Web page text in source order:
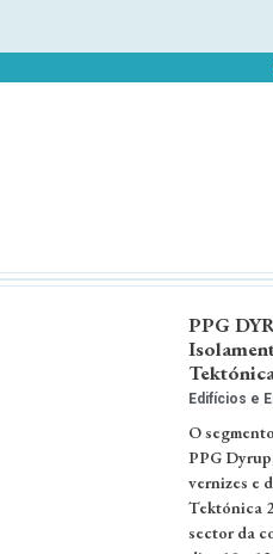
PPG
Edifícios e
O
PPG
vernizes e
Tektónica
sector da